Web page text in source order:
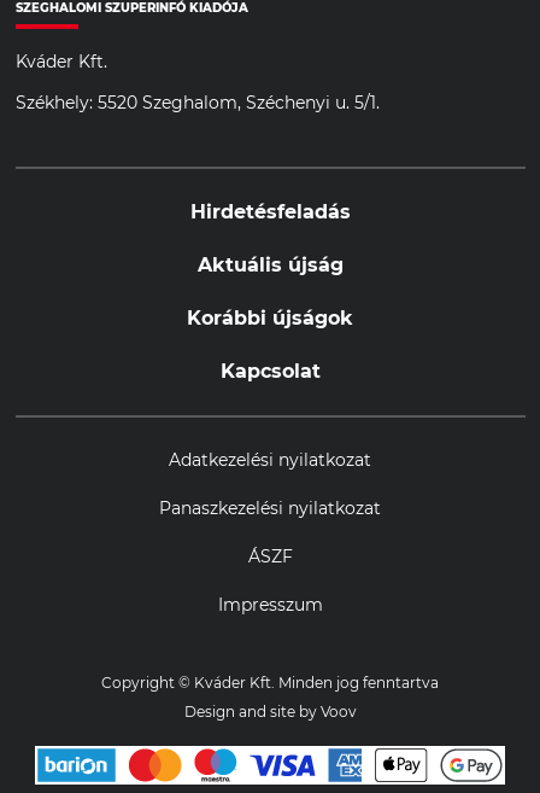
SZEGHALOMI SZUPERINFÓ KIADÓJA
Kváder Kft.
Székhely: 5520 Szeghalom, Széchenyi u. 5/1.
Hirdetésfeladás
Aktuális újság
Korábbi újságok
Kapcsolat
Adatkezelési nyilatkozat
Panaszkezelési nyilatkozat
ÁSZF
Impresszum
Copyright © Kváder Kft. Minden jog fenntartva
Design and site by Voov